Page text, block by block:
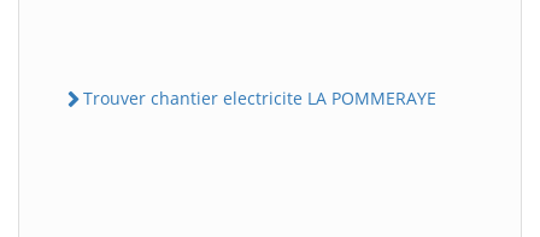
Trouver chantier electricite LA POMMERAYE